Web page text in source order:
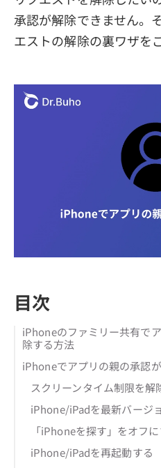
承認が解除できません。
エストの解除の裏ワザを
目次
iPhoneのファミリー共有で
除する方法
iPhoneでアプリの親の承認
スクリーンタイム制限を解
iPhone/iPadを最新バージ
「iPhoneを探す」をオフ
iPhone/iPadを再起動する